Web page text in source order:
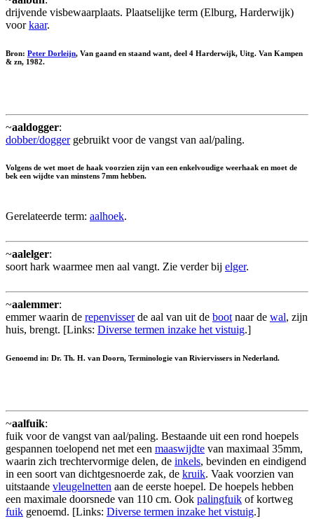
drijvende visbewaarplaats. Plaatselijke term (Elburg, Harderwijk)
voorkaar.
Bron: Peter Dorleijn, Van gaand en staand want, deel 4 Harderwijk, Uitg. Van Kampen
& zn, 1982.
~aaldogger:
dobber/doggergebruikt voor de vangst van aal/paling.
Volgens de wet moet de haak voorzien zijn van een enkelvoudige weerhaak en moet de
bek een wijdte van minstens 7mm hebben.
Gerelateerde term: aalhoek.
~aalelger:
soort hark waarmee men aal vangt. Zie verder bij elger.
~aalemmer:
emmer waarin de repenvisserde aal van uit de bootnaar de wal, zijn
huis, brengt. [Links: Diverse termen inzake het vistuig.]
Genoemd in: Dr. Th. H. van Doorn, Terminologie van Riviervissers in Nederland.
~aalfuik:
fuik voor de vangst van aal/paling. Bestaande uit een rond hoepels
gespannen toelopend net met een maaswijdte van maximaal 35mm,
waarin zich trechtervormige delen, de inkels, bevinden en eindigend
in een soort van dichtgesnoerde zak, de kruik. Vaak voorzien van
uitstaande vleugelnetten aan de eerste hoepel. De hoepels hebben
een maximale doorsnede van 110 cm. Ook palingfuik of kortweg
fuik genoemd. [Links: Diverse termen inzake het vistuig.]